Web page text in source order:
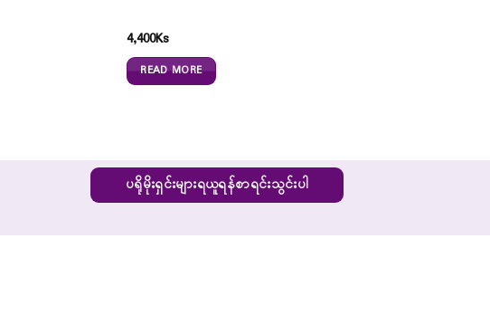
4,400Ks
READ MORE
ပရိုမိုးရှင်းများရယူရန်စာရင်းသွင်းပါ